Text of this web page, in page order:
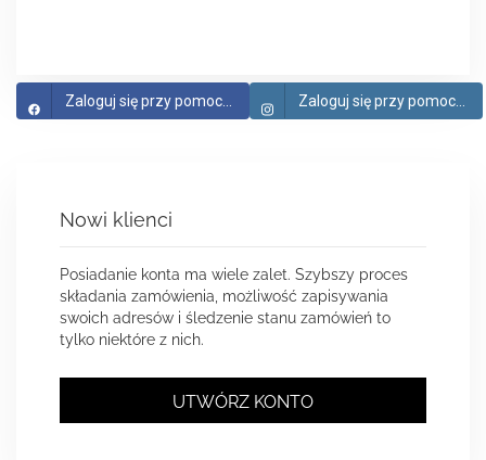
Zaloguj się przy pomocy Facebook Zaloguj się przy pomocy Instagram
Nowi klienci
Posiadanie konta ma wiele zalet. Szybszy proces
składania zamówienia, możliwość zapisywania
swoich adresów i śledzenie stanu zamówień to
tylko niektóre z nich.
UTWÓRZ KONTO